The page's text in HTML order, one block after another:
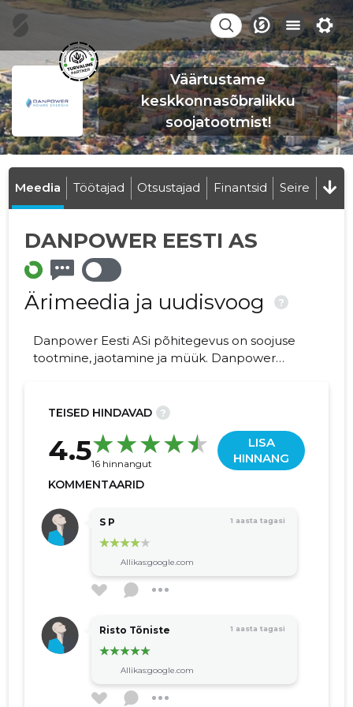
Väärtustame
keskkonnasõbralikku
soojatootmist!
Meedia Töötajad Otsustajad Finantsid Seire
DANPOWER EESTI AS
Ärimeedia ja uudisvoog ?
Danpower Eesti ASi põhitegevus on soojuse
tootmine, jaotamine ja müük. Danpower
TEISED HINDAVAD ?
4.516 hinnangut
LISA
HINNANG
KOMMENTAARID
S P 1 aasta tagasi
Allikas:google.com
Risto Tõniste 1 aasta tagasi
Allikas:google.com